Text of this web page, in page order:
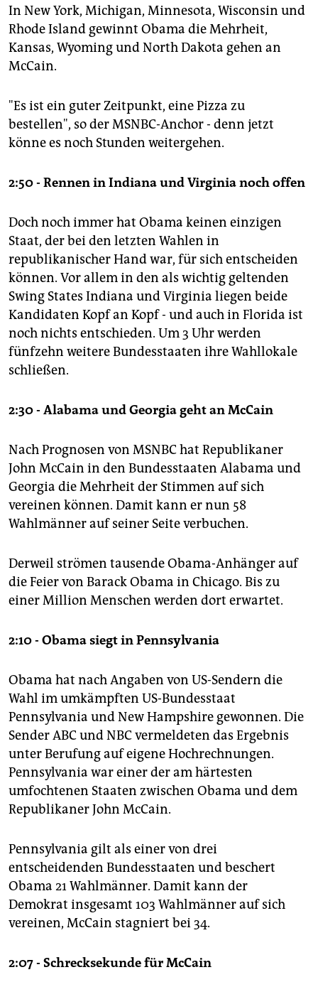
In New York, Michigan, Minnesota, Wisconsin und
Rhode Island gewinnt Obama die Mehrheit,
Kansas, Wyoming und North Dakota gehen an
McCain.
"Es ist ein guter Zeitpunkt, eine Pizza zu
bestellen", so der MSNBC-Anchor - denn jetzt
könne es noch Stunden weitergehen.
2:50 - Rennen in Indiana und Virginia noch offen
Doch noch immer hat Obama keinen einzigen
Staat, der bei den letzten Wahlen in
republikanischer Hand war, für sich entscheiden
können. Vor allem in den als wichtig geltenden
Swing States Indiana und Virginia liegen beide
Kandidaten Kopf an Kopf - und auch in Florida ist
noch nichts entschieden. Um 3 Uhr werden
fünfzehn weitere Bundesstaaten ihre Wahllokale
schließen.
2:30 - Alabama und Georgia geht an McCain
Nach Prognosen von MSNBC hat Republikaner
John McCain in den Bundesstaaten Alabama und
Georgia die Mehrheit der Stimmen auf sich
vereinen können. Damit kann er nun 58
Wahlmänner auf seiner Seite verbuchen.
Derweil strömen tausende Obama-Anhänger auf
die Feier von Barack Obama in Chicago. Bis zu
einer Million Menschen werden dort erwartet.
2:10 - Obama siegt in Pennsylvania
Obama hat nach Angaben von US-Sendern die
Wahl im umkämpften US-Bundesstaat
Pennsylvania und New Hampshire gewonnen. Die
Sender ABC und NBC vermeldeten das Ergebnis
unter Berufung auf eigene Hochrechnungen.
Pennsylvania war einer der am härtesten
umfochtenen Staaten zwischen Obama und dem
Republikaner John McCain.
Pennsylvania gilt als einer von drei
entscheidenden Bundesstaaten und beschert
Obama 21 Wahlmänner. Damit kann der
Demokrat insgesamt 103 Wahlmänner auf sich
vereinen, McCain stagniert bei 34.
2:07 - Schrecksekunde für McCain